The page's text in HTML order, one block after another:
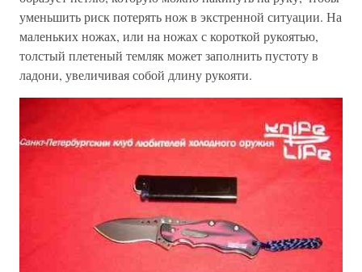
уменьшить риск потерять нож в экстренной ситуации. На
маленьких ножах, или на ножах с короткой рукоятью,
толстый плетеный темляк может заполнить пустоту в
ладони, увеличивая собой длину рукояти.